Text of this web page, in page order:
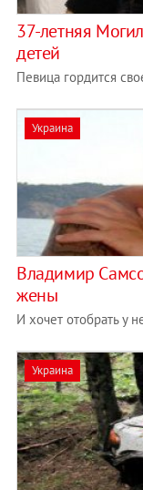
37-летняя
детей
Певица гордится
Украина
Владимир
жены
И хочет отобрать у
Украина